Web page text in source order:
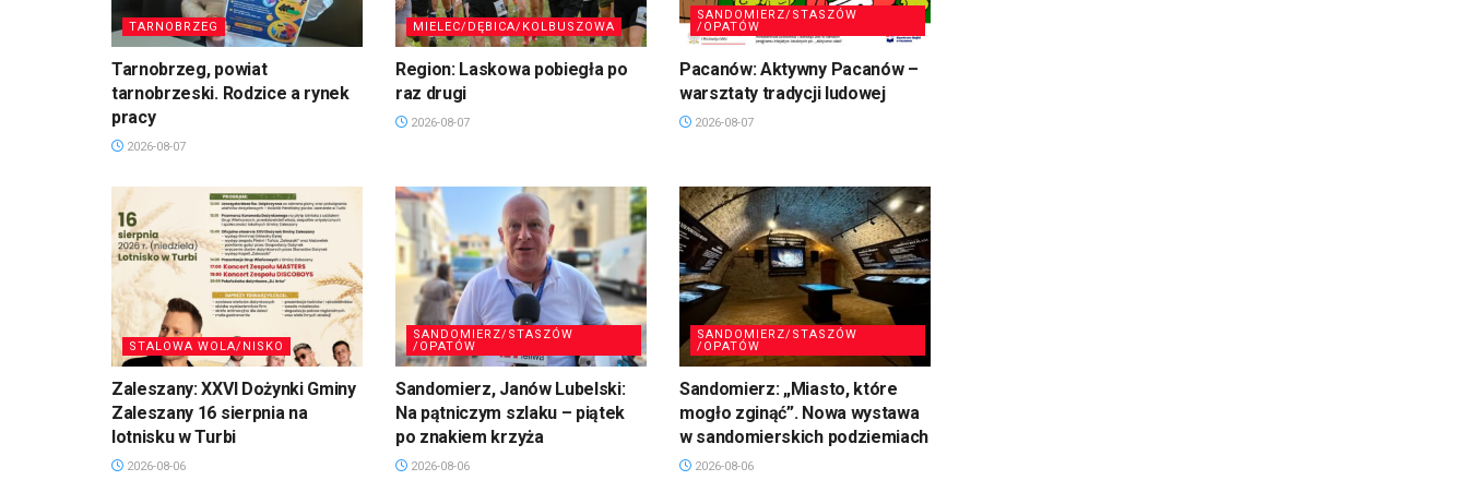
TARNOBRZEG
Tarnobrzeg, powiat
tarnobrzeski. Rodzice a rynek
pracy
2026-08-07
MIELEC/DĘBICA/KOLBUSZOWA
Region: Laskowa pobiegła po
raz drugi
2026-08-07
SANDOMIERZ/STASZÓW
/OPATÓW
Pacanów: Aktywny Pacanów –
warsztaty tradycji ludowej
2026-08-07
STALOWA WOLA/NISKO
Zaleszany: XXVI Dożynki Gminy
Zaleszany 16 sierpnia na
lotnisku w Turbi
2026-08-06
SANDOMIERZ/STASZÓW
/OPATÓW
Sandomierz, Janów Lubelski:
Na pątniczym szlaku – piątek
po znakiem krzyża
2026-08-06
SANDOMIERZ/STASZÓW
/OPATÓW
Sandomierz: „Miasto, które
mogło zginąć”. Nowa wystawa
w sandomierskich podziemiach
2026-08-06